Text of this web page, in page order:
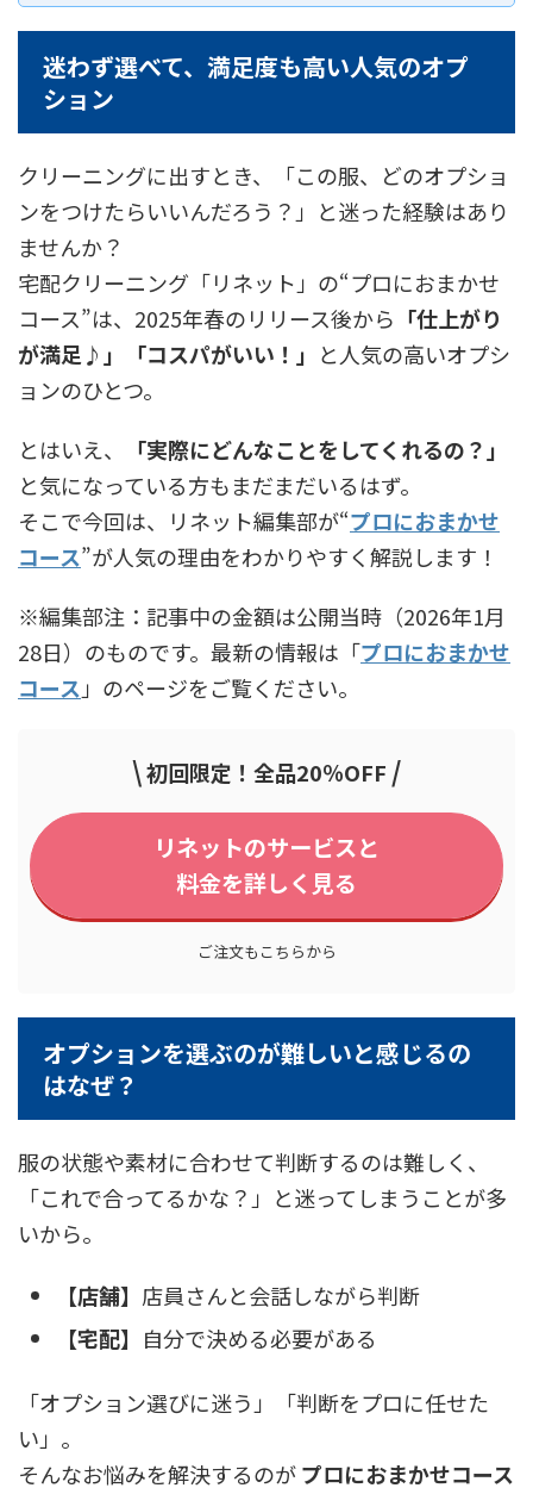
迷わず選べて、満足度も高い人気のオプ
ション
クリーニングに出すとき、「この服、どのオプショ
ンをつけたらいいんだろう？」と迷った経験はあり
ませんか？
宅配クリーニング「リネット」の“プロにおまかせ
コース”は、2025年春のリリース後から 「仕上がり
が満足♪」「コスパがいい！」 と人気の高いオプシ
ョンのひとつ。
とはいえ、
「実際にどんなことをしてくれるの？」
と気になっている方もまだまだいるはず。
そこで今回は、リネット編集部が“プロにおまかせ
コース”が人気の理由をわかりやすく解説します！
※編集部注：記事中の金額は公開当時（2026年1月
28日）のものです。最新の情報は「プロにおまかせ
コース 」のページをご覧ください。
\初回限定！全品20％OFF /
リネットのサービスと
料金を詳しく見る
ご注文もこちらから
オプションを選ぶのが難しいと感じるの
はなぜ？
服の状態や素材に合わせて判断するのは難しく、
「これで合ってるかな？」と迷ってしまうことが多
いから。
【店舗】 店員さんと会話しながら判断
【宅配】 自分で決める必要がある
「オプション選びに迷う」「判断をプロに任せた
い」。
そんなお悩みを解決するのがプロにおまかせコース